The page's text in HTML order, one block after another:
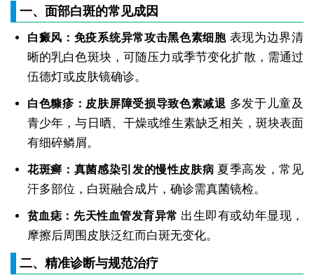
一、面部白斑的常见成因
白癜风：免疫系统异常攻击黑色素细胞表现为边界清
晰的乳白色斑块，可随压力或季节变化扩散，需通过
伍德灯或皮肤镜确诊。
白色糠疹：皮肤屏障受损导致色素减退 多发于儿童及
青少年，与日晒、干燥或维生素缺乏相关，斑块表面
有细碎鳞屑。
花斑癣：真菌感染引发的慢性皮肤病 夏季高发，常见
汗多部位，白斑融合成片，确诊需真菌镜检。
贫血痣：先天性血管发育异常 出生即有或幼年显现，
摩擦后周围皮肤泛红而白斑无变化。
二、精准诊断与规范治疗